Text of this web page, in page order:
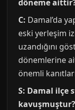
döneme
C: Damal’da
eski yerleşim
uzandığını
dönemlerine
önemli
S: Damal ilçe
kavuşmuştur?